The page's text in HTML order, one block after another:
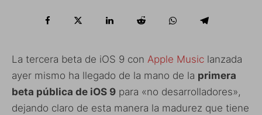
La tercera beta de iOS 9 con Apple Music lanzada
ayer mismo ha llegado de la mano de la primera
beta pública de iOS 9 para «no desarrolladores»,
dejando claro de esta manera la madurez que tiene